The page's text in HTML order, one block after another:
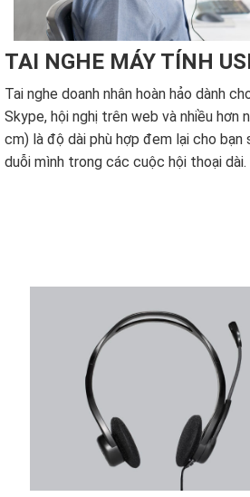
TAI NGHE MÁY TÍNH
Tai nghe doanh nhân hoàn hảo dành
Skype, hội nghị trên web và nhiều hơn
cm) là độ dài phù hợp đem lại cho
duỗi mình trong các cuộc hội thoại dài.